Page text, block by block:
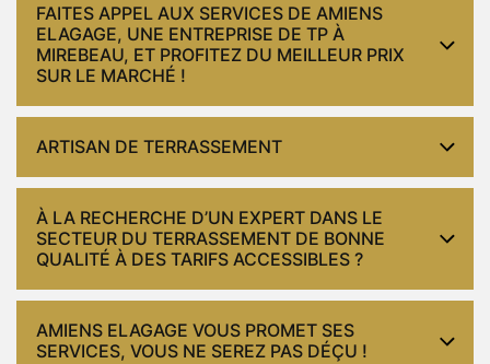
FAITES APPEL AUX SERVICES DE AMIENS
ELAGAGE, UNE ENTREPRISE DE TP À
MIREBEAU, ET PROFITEZ DU MEILLEUR PRIX
SUR LE MARCHÉ !
ARTISAN DE TERRASSEMENT
À LA RECHERCHE D’UN EXPERT DANS LE
SECTEUR DU TERRASSEMENT DE BONNE
QUALITÉ À DES TARIFS ACCESSIBLES ?
AMIENS ELAGAGE VOUS PROMET SES
SERVICES, VOUS NE SEREZ PAS DÉÇU !